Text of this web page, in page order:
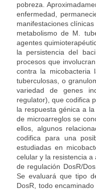
pobreza.
enfermedad,
manifestaciones
metabolismo de M.
agentes
la persistencia del
procesos que
contra la micobacteria
tuberculosas, o
variedad de genes
regulator), que codifica
la respuesta génica a
de microarreglos se
ellos, algunos
codifica para una
estudiadas en
celular y la resistencia
de regulación DosR/
Se evaluará que tipo
DosR, todo